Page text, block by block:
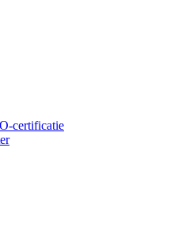
certificatie